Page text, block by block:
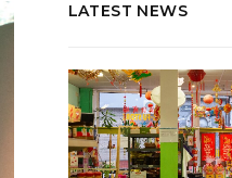
LATEST NEWS